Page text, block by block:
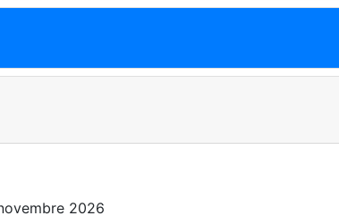
2026